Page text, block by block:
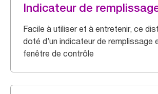
Indicateur de
Facile à utiliser et à entretenir, ce
doté d’un indicateur de remplissage
fenêtre de contrôle